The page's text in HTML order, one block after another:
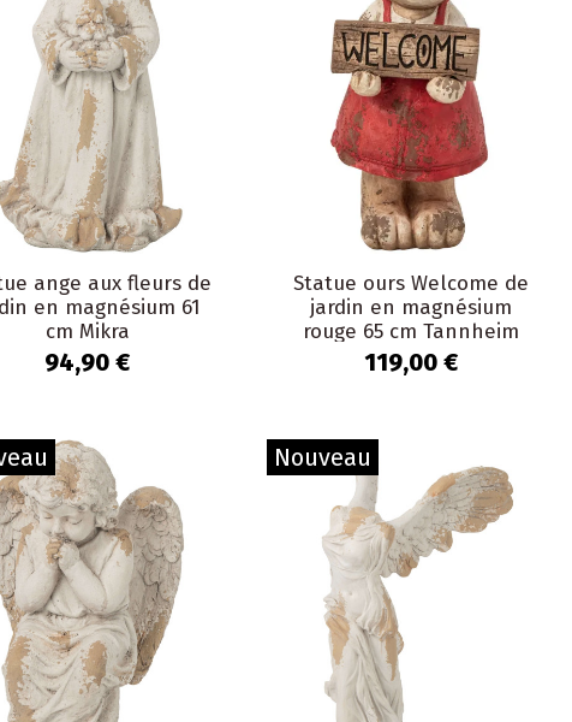
ange aux fleurs de
en magnésium 61
cm Mikra
94,90 €
Statue ours Welcome de
jardin en magnésium
rouge 65 cm Tannheim
119,00 €
Nouveau